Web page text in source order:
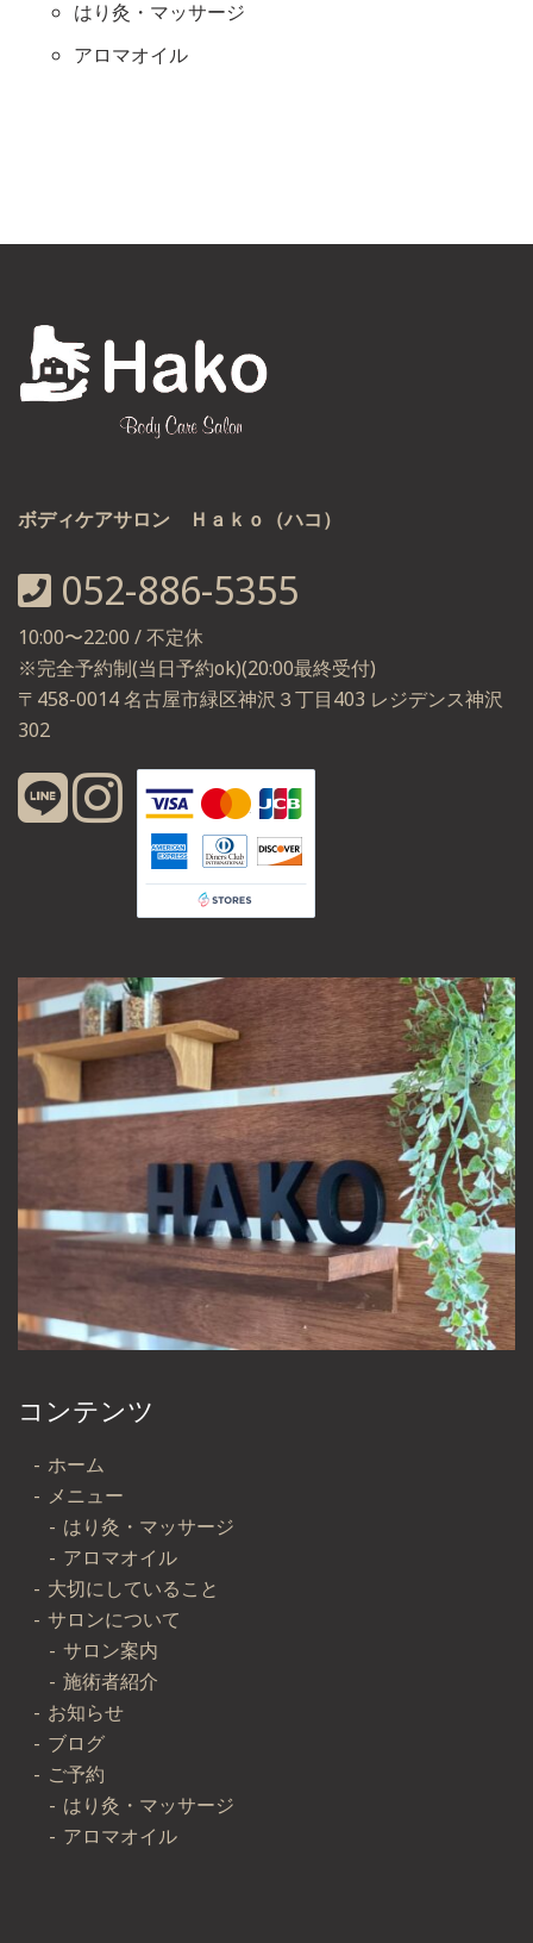
はり灸・マッサージ
アロマオイル
ボディケアサロン Ｈａｋｏ（ハコ）
052-886-5355
10:00〜22:00 / 不定休
※完全予約制(当日予約ok)(20:00最終受付)
〒458-0014 名古屋市緑区神沢３丁目403 レジデンス神沢
302
コンテンツ
ホーム
メニュー
はり灸・マッサージ
アロマオイル
大切にしていること
サロンについて
サロン案内
施術者紹介
お知らせ
ブログ
ご予約
はり灸・マッサージ
アロマオイル